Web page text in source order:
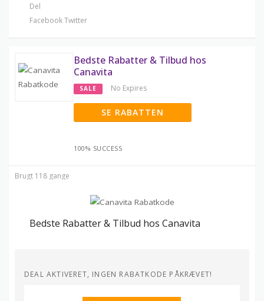
Del
FacebookTwitter
Bedste Rabatter & Tilbud hos
Canavita
SALE No Expires
SE RABATTEN
100% SUCCESS
Brugt 118 gange
Bedste Rabatter & Tilbud hos Canavita
DEAL AKTIVERET, INGEN RABATKODE PÅKRÆVET!